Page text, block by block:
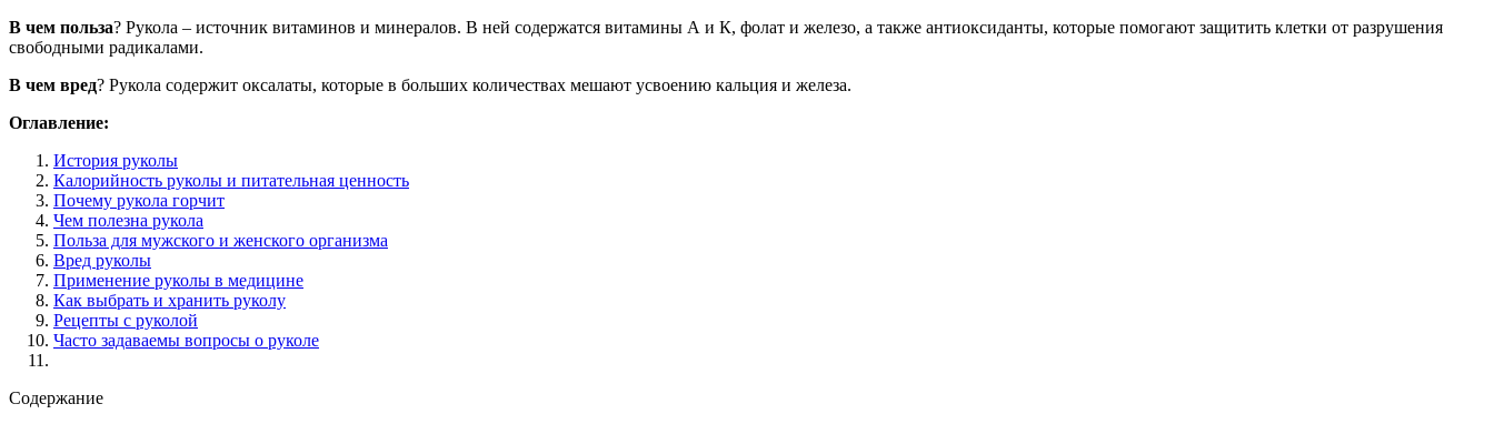
В чем польза? Рукола – источник витаминов и минералов. В ней содержатся витамины А и К, фолат и железо, а также антиоксиданты, которые помогают защитить клетки от разрушения
свободными радикалами.
В чем вред? Рукола содержит оксалаты, которые в больших количествах мешают усвоению кальция и железа.
Оглавление:
История руколы
Калорийность руколы и питательная ценность
Почему рукола горчит
Чем полезна рукола
Польза для мужского и женского организма
Вред руколы
Применение руколы в медицине
Как выбрать и хранить руколу
Рецепты с руколой
Часто задаваемы вопросы о руколе
Содержание